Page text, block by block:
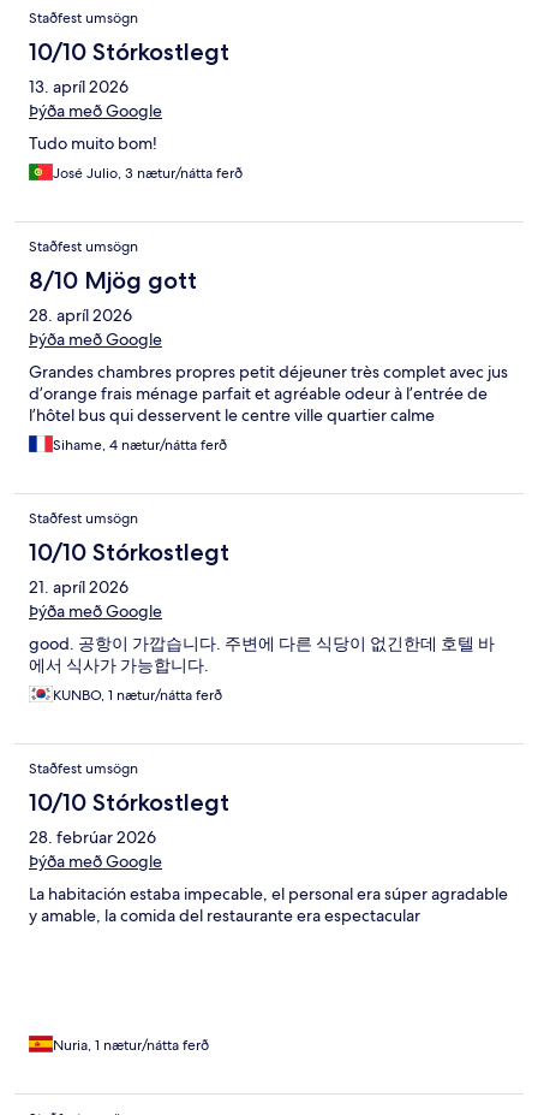
Staðfest umsögn
10/10 Stórkostlegt
13. apríl 2026
Þýða með Google
Tudo muito bom!
José Julio, 3 nætur/nátta ferð
Staðfest umsögn
8/10 Mjög gott
28. apríl 2026
Þýða með Google
Grandes chambres propres petit déjeuner très complet avec jus
d’orange frais ménage parfait et agréable odeur à l’entrée de
l’hôtel bus qui desservent le centre ville quartier calme
Sihame, 4 nætur/nátta ferð
Staðfest umsögn
10/10 Stórkostlegt
21. apríl 2026
Þýða með Google
good. 공항이 가깝습니다. 주변에 다른 식당이 없긴한데 호텔 바
에서 식사가 가능합니다.
KUNBO, 1 nætur/nátta ferð
Staðfest umsögn
10/10 Stórkostlegt
28. febrúar 2026
Þýða með Google
La habitación estaba impecable, el personal era súper agradable
y amable, la comida del restaurante era espectacular
Nuria, 1 nætur/nátta ferð